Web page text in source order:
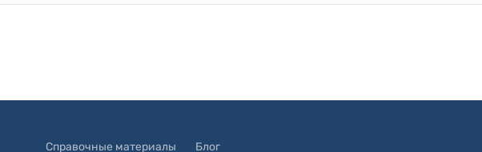
Справочные материалы Блог